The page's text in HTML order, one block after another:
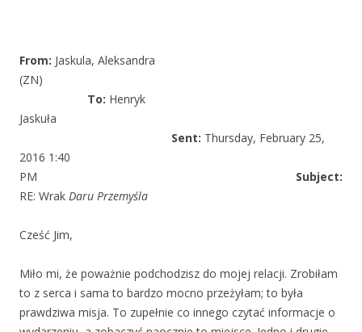
From: Jaskula, Aleksandra
(ZN)
To: Henryk
Jaskuła
Sent: Thursday, February 25,
2016 1:40
PM Subject:
RE: Wrak Daru Przemyśla
Cześć Jim,
Miło mi, że poważnie podchodzisz do mojej relacji. Zrobiłam
to z serca i sama to bardzo mocno przeżyłam; to była
prawdziwa misja. To zupełnie co innego czytać informacje o